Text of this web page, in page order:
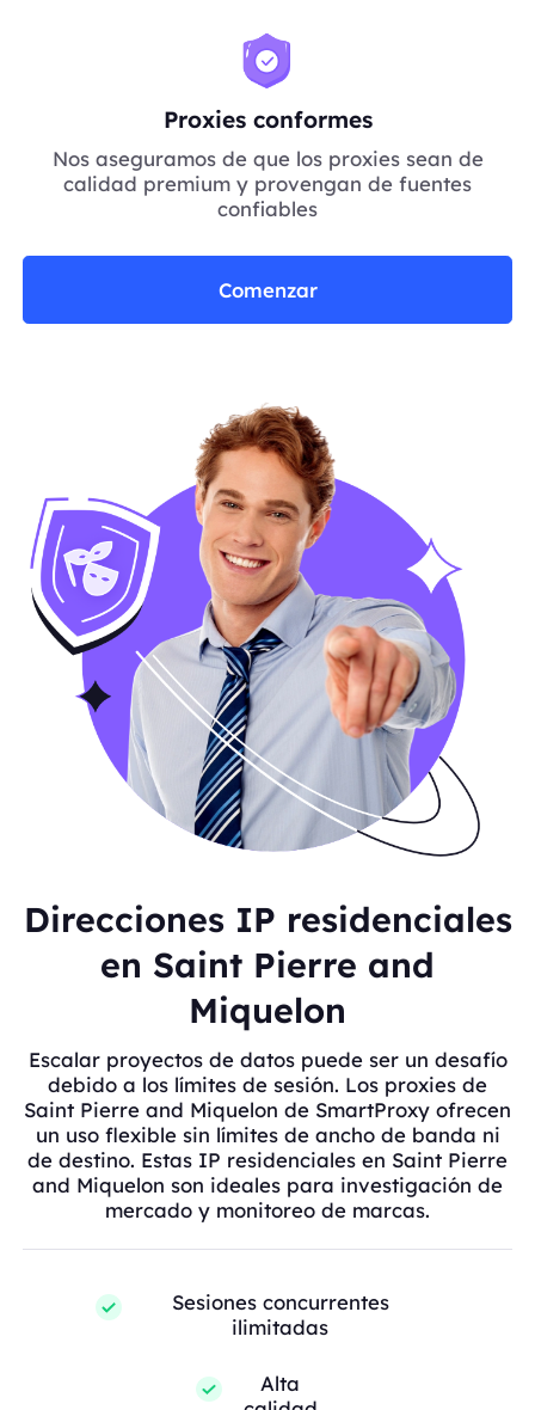
Proxies conformes
Nos aseguramos de que los proxies sean de
calidad premium y provengan de fuentes
confiables
Comenzar
Direcciones IP residenciales
en Saint Pierre and
Miquelon
Escalar proyectos de datos puede ser un desafío
debido a los límites de sesión. Los proxies de
Saint Pierre and Miquelon de SmartProxy ofrecen
un uso flexible sin límites de ancho de banda ni
de destino. Estas IP residenciales en Saint Pierre
and Miquelon son ideales para investigación de
mercado y monitoreo de marcas.
Sesiones concurrentes
ilimitadas
Alta